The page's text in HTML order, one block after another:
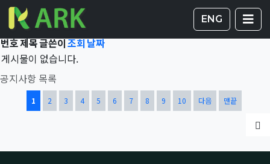
ENG
Total 42,316건1 페이지 게시판
공지사항 목록
번호제목글쓴이조회날짜
게시물이 없습니다.
열린
1 페이지
2
페이지3페이지4
페이지5페이지6
페이지7
페이지8
페이지9
페이지10
페이지 다음 맨끝